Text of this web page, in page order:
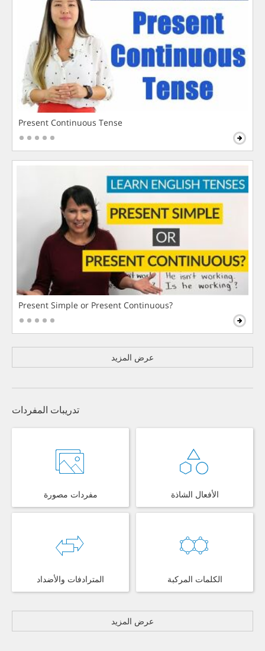
Present Continuous Tense
Present Simple or Present Continuous?
عرض المزيد
تدريبات المفردات
مفردات مصورة الأفعال الشاذة
المترادفات والأضداد الكلمات المركبة
عرض المزيد